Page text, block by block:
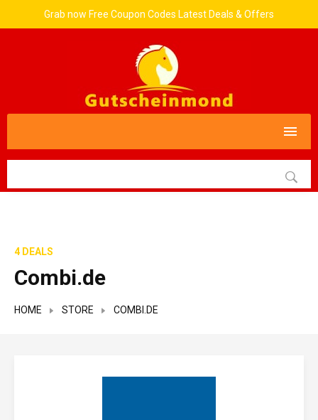
Grab now Free Coupon Codes Latest Deals & Offers
4 DEALS
Combi.de
HOME STORE COMBI.DE